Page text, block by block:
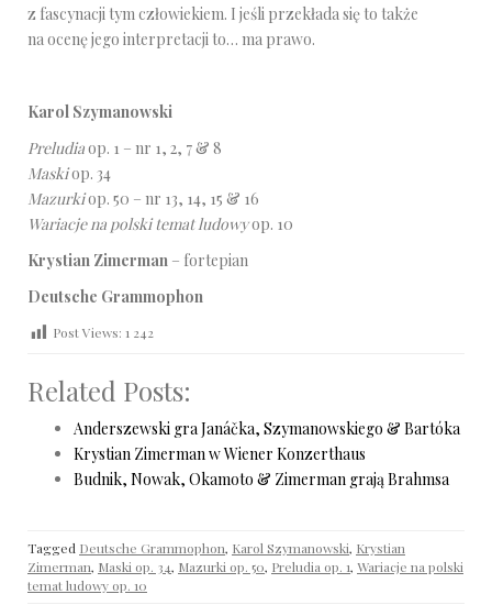
z fascynacji tym człowiekiem. I jeśli przekłada się to także
na ocenę jego interpretacji to… ma prawo.
Karol Szymanowski
Preludiaop. 1 – nr 1, 2, 7 & 8
Maskiop. 34
Mazurkiop. 50 – nr 13, 14, 15 & 16
Wariacje na polski temat ludowyop. 10
Krystian Zimerman – fortepian
Deutsche Grammophon
Post Views: 1 242
Related Posts:
Anderszewski gra Janáčka, Szymanowskiego & Bartóka
Krystian Zimerman w Wiener Konzerthaus
Budnik, Nowak, Okamoto & Zimerman grają Brahmsa
Tagged Deutsche Grammophon, Karol Szymanowski, Krystian
Zimerman, Maski op. 34, Mazurki op. 50, Preludia op. 1, Wariacje na polski
temat ludowy op. 10